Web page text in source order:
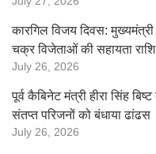
कारगिल विजय दिवस: मुख्यमंत्री
चक्र विजेताओं की सहायता
July 26, 2026
पूर्व कैबिनेट मंत्री हीरा सिंह
संतप्त परिजनों को बंधाया ढांढस
July 26, 2026